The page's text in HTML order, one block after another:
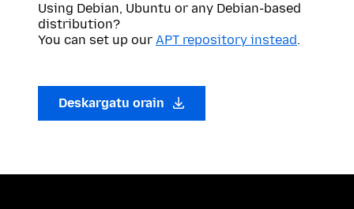
Using Debian, Ubuntu or any Debian-based
distribution?
You can set up our APT repository instead.
Deskargatu orain